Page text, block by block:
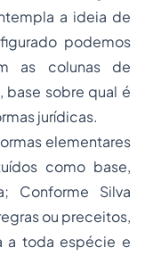
a ideia de
podemos
as colunas de
base sobre qual é
jurídicas.
elementares
como base,
Conforme Silva
ou preceitos,
a toda espécie e